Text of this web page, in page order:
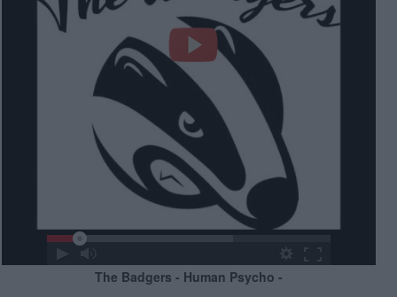
The Badgers - Human Psycho -